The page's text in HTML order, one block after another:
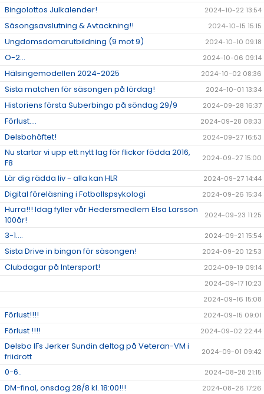
Bingolottos Julkalender! 2024-10-22 13:54
Säsongsavslutning & Avtackning!! 2024-10-15 15:15
Ungdomsdomarutbildning (9 mot 9) 2024-10-10 09:18
O-2... 2024-10-06 09:14
Hälsingemodellen 2024-2025 2024-10-02 08:36
Sista matchen för säsongen på lördag! 2024-10-01 13:34
Historiens första Suberbingo på söndag 29/9 2024-09-28 16:37
Förlust.... 2024-09-28 08:33
Delsbohäftet! 2024-09-27 16:53
Nu startar vi upp ett nytt lag för flickor födda 2016,
F8
2024-09-27 15:00
Lär dig rädda liv - alla kan HLR 2024-09-27 14:44
Digital föreläsning i Fotbollspsykologi 2024-09-26 15:34
Hurra!!! Idag fyller vår Hedersmedlem Elsa Larsson
100år!
2024-09-23 11:25
3-1.... 2024-09-21 15:54
Sista Drive in bingon för säsongen! 2024-09-20 12:53
Clubdagar på Intersport!
2024-09-19 09:14
2024-09-17 10:23
2024-09-16 15:08
Förlust!!!! 2024-09-15 09:01
Förlust !!!! 2024-09-02 22:44
Delsbo IFs Jerker Sundin deltog på Veteran-VM i
friidrott
2024-09-01 09:42
0-6.. 2024-08-28 21:15
DM-final, onsdag 28/8 kl. 18:00!!! 2024-08-26 17:26